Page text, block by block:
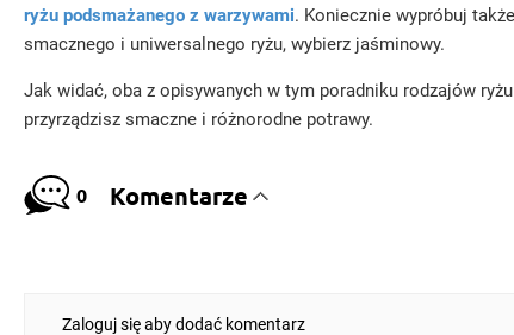
ryżu podsmażanego z warzywami. Koniecznie wypróbuj także
smacznego i uniwersalnego ryżu, wybierz jaśminowy.
Jak widać, oba z opisywanych w tym poradniku rodzajów
przyrządzisz smaczne i różnorodne potrawy.
0 Komentarze
Zaloguj się aby dodać komentarz